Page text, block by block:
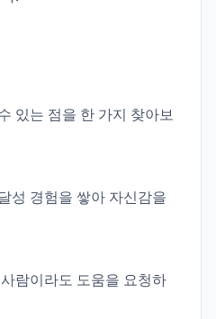
있는 점을 한 가지 찾아보
성 경험을 쌓아 자신감을
람이라도 도움을 요청하